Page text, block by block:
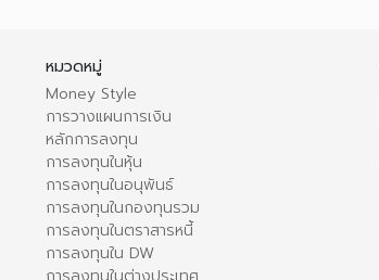
หมวดหมู่
Money Style
การวางแผนการเงิน
หลักการลงทุน
การลงทุนในหุ้น
การลงทุนในอนุพันธ์
การลงทุนในกองทุนรวม
การลงทุนในตราสารหนี้
การลงทุนใน DW